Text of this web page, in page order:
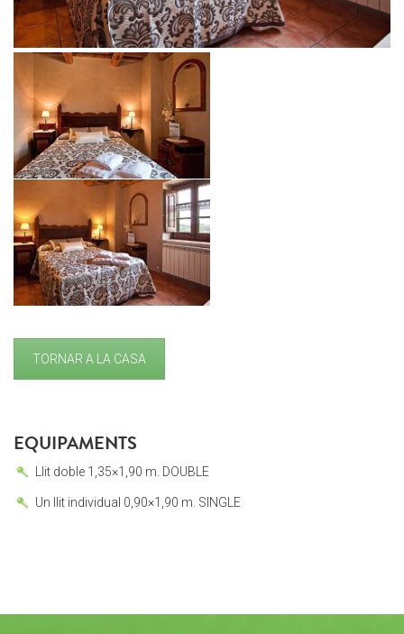
TORNAR A LA CASA
EQUIPAMENTS
Llit doble 1,35×1,90 m. DOUBLE
Un llit individual 0,90×1,90 m. SINGLE